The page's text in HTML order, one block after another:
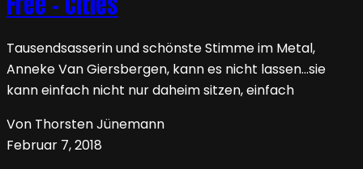
Tausendsasserin und schönste Stimme im Metal,
Anneke Van Giersbergen, kann es nicht lassen…sie
kann einfach nicht nur daheim sitzen, einfach
Von Thorsten Jünemann
Februar 7, 2018